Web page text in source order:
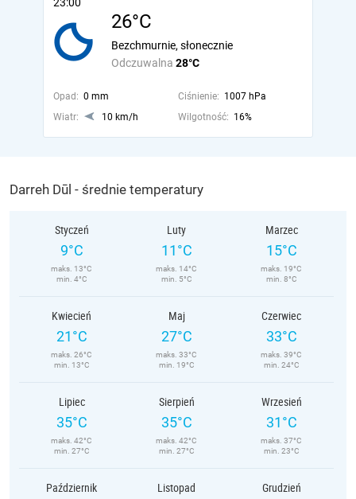
26°C
Odczuwalna 28°C
Bezchmurnie, słonecznie
Opad: 0 mm Ciśnienie: 1007 hPa
Wiatr:
10 km/h Wilgotność: 16%
Darreh Dūl - średnie temperatury
Styczeń
9°C
maks. 13°C
min. 4°C
Luty
11°C
maks. 14°C
min. 5°C
Marzec
15°C
maks. 19°C
min. 8°C
Kwiecień
21°C
maks. 26°C
min. 13°C
Maj
27°C
maks. 33°C
min. 19°C
Czerwiec
33°C
maks. 39°C
min. 24°C
Lipiec
35°C
maks. 42°C
min. 27°C
Sierpień
35°C
maks. 42°C
min. 27°C
Wrzesień
31°C
maks. 37°C
min. 23°C
Październik Listopad Grudzień